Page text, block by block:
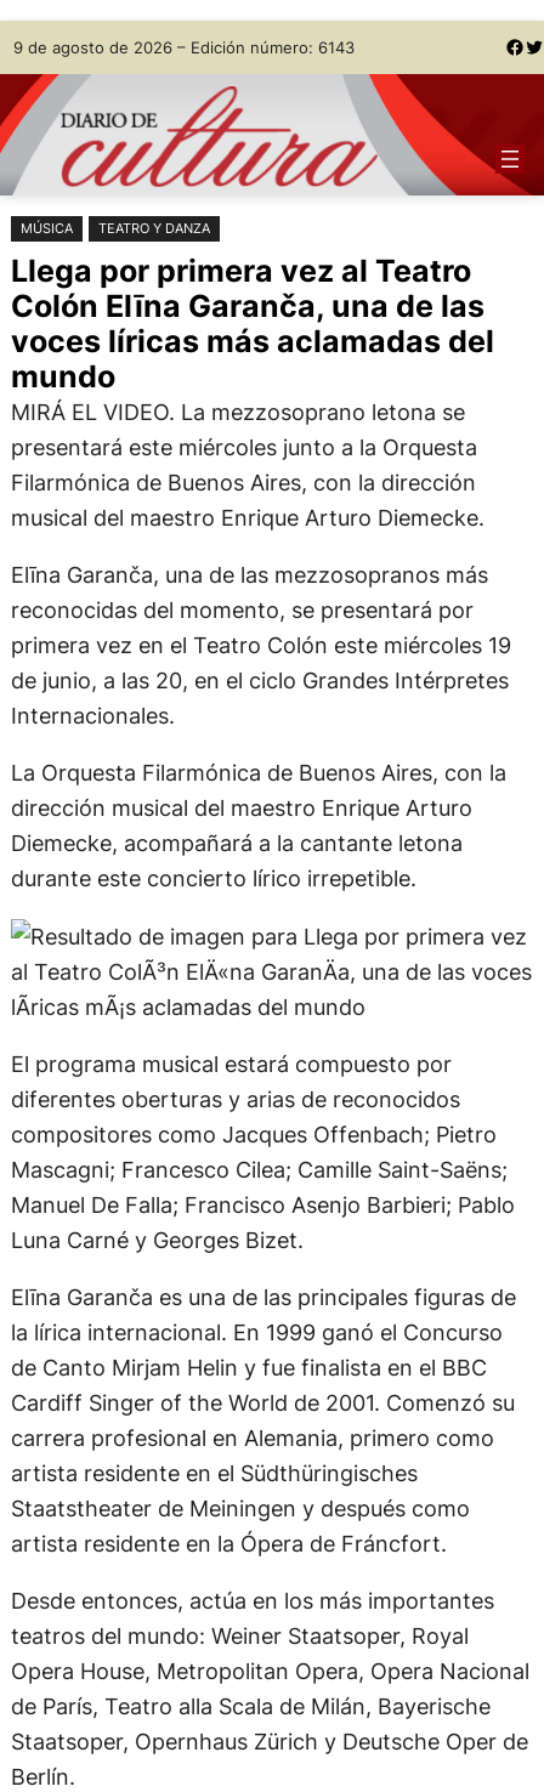
Saltar
al
contenido
Skip
to
content
9 de agosto de 2026 – Edición número: 6143 Facebook Twitter
MÚSICA TEATRO Y DANZA
Llega por primera vez al Teatro
Colón Elīna Garanča, una de las
voces líricas más aclamadas del
mundo
MIRÁ EL VIDEO. La mezzosoprano letona se
presentará este miércoles junto a la Orquesta
Filarmónica de Buenos Aires, con la dirección
musical del maestro Enrique Arturo Diemecke.
Elīna Garanča, una de las mezzosopranos más
reconocidas del momento, se presentará por
primera vez en el Teatro Colón este miércoles 19
de junio, a las 20, en el ciclo Grandes Intérpretes
Internacionales.
La Orquesta Filarmónica de Buenos Aires, con la
dirección musical del maestro Enrique Arturo
Diemecke, acompañará a la cantante letona
durante este concierto lírico irrepetible.
El programa musical estará compuesto por
diferentes oberturas y arias de reconocidos
compositores como Jacques Offenbach; Pietro
Mascagni; Francesco Cilea; Camille Saint-Saëns;
Manuel De Falla; Francisco Asenjo Barbieri; Pablo
Luna Carné y Georges Bizet.
Elīna Garanča es una de las principales figuras de
la lírica internacional. En 1999 ganó el Concurso
de Canto Mirjam Helin y fue finalista en el BBC
Cardiff Singer of the World de 2001. Comenzó su
carrera profesional en Alemania, primero como
artista residente en el Südthüringisches
Staatstheater de Meiningen y después como
artista residente en la Ópera de Fráncfort.
Desde entonces, actúa en los más importantes
teatros del mundo: Weiner Staatsoper, Royal
Opera House, Metropolitan Opera, Opera Nacional
de París, Teatro alla Scala de Milán, Bayerische
Staatsoper, Opernhaus Zürich y Deutsche Oper de
Berlín.